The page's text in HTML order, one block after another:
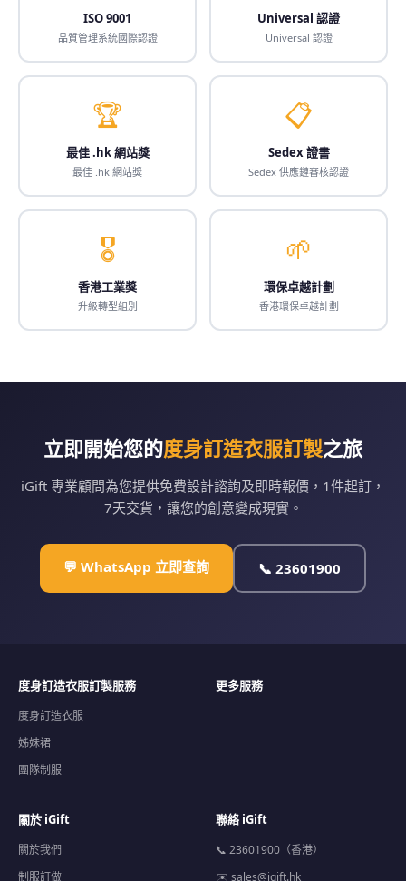
ISO 9001
品質管理系統國際認證
Universal 認證
Universal 認證
🏆
最佳 .hk 網站獎
最佳 .hk 網站獎
📋
Sedex 證書
Sedex 供應鏈審核認證
🎖️
香港工業獎
升級轉型組別
🌱
環保卓越計劃
香港環保卓越計劃
立即開始您的度身訂造衣服訂製之旅
iGift 專業顧問為您提供免費設計諮詢及即時報價，1件起訂，
7天交貨，讓您的創意變成現實。
💬 WhatsApp 立即查詢 📞 23601900
度身訂造衣服訂製服務
度身訂造衣服
姊妹裙
團隊制服
更多服務
關於 iGift
關於我們
制服訂做
聯絡 iGift
📞 23601900（香港）
✉️ sales@igift.hk